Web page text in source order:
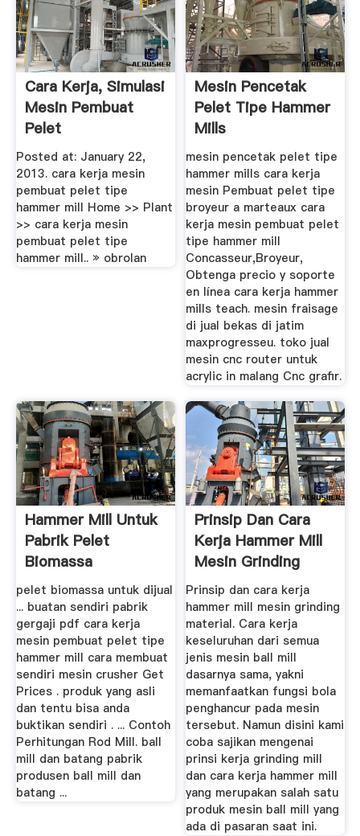
Cara Kerja, Simulasi
Mesin Pembuat
Pelet
Posted at: January 22,
2013. cara kerja mesin
pembuat pelet tipe
hammer mill Home >> Plant
>> cara kerja mesin
pembuat pelet tipe
hammer mill.. » obrolan
Mesin Pencetak
Pelet Tipe Hammer
Mills
mesin pencetak pelet tipe
hammer mills cara kerja
mesin Pembuat pelet tipe
broyeur a marteaux cara
kerja mesin pembuat pelet
tipe hammer mill
Concasseur,Broyeur,
Obtenga precio y soporte
en línea cara kerja hammer
mills teach. mesin fraisage
di jual bekas di jatim
maxprogresseu. toko jual
mesin cnc router untuk
acrylic in malang Cnc grafir.
Hammer Mill Untuk
Pabrik Pelet
Biomassa
pelet biomassa untuk dijual
... buatan sendiri pabrik
gergaji pdf cara kerja
mesin pembuat pelet tipe
hammer mill cara membuat
sendiri mesin crusher Get
Prices . produk yang asli
dan tentu bisa anda
buktikan sendiri . ... Contoh
Perhitungan Rod Mill. ball
mill dan batang pabrik
produsen ball mill dan
batang ...
Prinsip Dan Cara
Kerja Hammer Mill
Mesin Grinding
Material ...
Prinsip dan cara kerja
hammer mill mesin grinding
material. Cara kerja
keseluruhan dari semua
jenis mesin ball mill
dasarnya sama, yakni
memanfaatkan fungsi bola
penghancur pada mesin
tersebut. Namun disini kami
coba sajikan mengenai
prinsi kerja grinding mill
dan cara kerja hammer mill
yang merupakan salah satu
produk mesin ball mill yang
ada di pasaran saat ini.